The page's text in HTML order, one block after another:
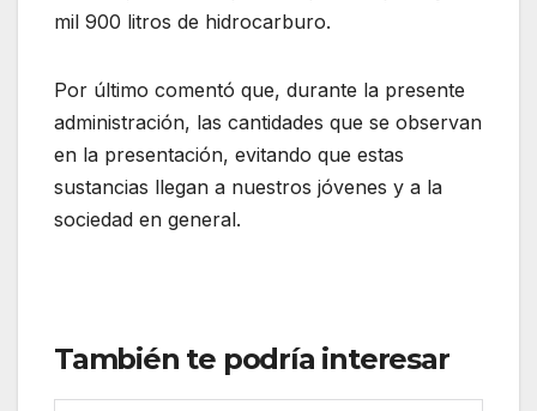
mil 900 litros de hidrocarburo.
Por último comentó que, durante la presente
administración, las cantidades que se observan
en la presentación, evitando que estas
sustancias llegan a nuestros jóvenes y a la
sociedad en general.
También te podría interesar